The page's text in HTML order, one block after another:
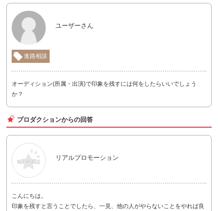
ユーザーさん
進路相談
オーディション(所属・出演)で印象を残すには何をしたらいいでしょう
か？
プロダクションからの回答
リアルプロモーション
こんにちは。
印象を残すと言うことでしたら、一見、他の人がやらないことをやれば良